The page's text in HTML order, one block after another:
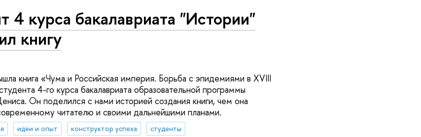
4 курса бакалавриата "Истории"
книгу
книга «Чума и Российская империя. Борьба с эпидемиями в XVIII
4-го курса бакалавриата образовательной программы
Он поделился с нами историей создания книги, чем она
читателю и своими дальнейшими планами.
идеи и опыт конструктор успеха
студенты